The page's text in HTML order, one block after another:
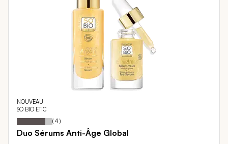
NOUVEAU
SO BIO ETIC
Notation: 80
% of
( 4 )
Duo Sérums Anti-Âge Global